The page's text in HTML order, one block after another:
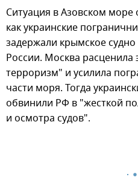
Ситуация в Азовском море
как украинские
задержали крымское
России. Москва расценила
терроризм" и усилила
части моря. Тогда
обвинили РФ в "жесткой
и осмотра судов".